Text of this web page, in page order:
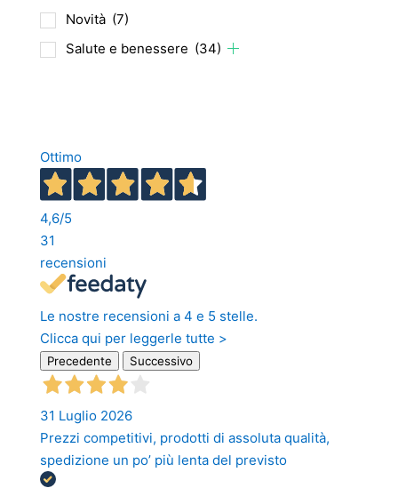
Novità (7)
Salute e benessere (34)
Ottimo
4,6/5
31
recensioni
Le nostre recensioni a 4 e 5 stelle.
Clicca qui per leggerle tutte >
Precedente Successivo
31 Luglio 2026
Prezzi competitivi, prodotti di assoluta qualità,
spedizione un po’ più lenta del previsto